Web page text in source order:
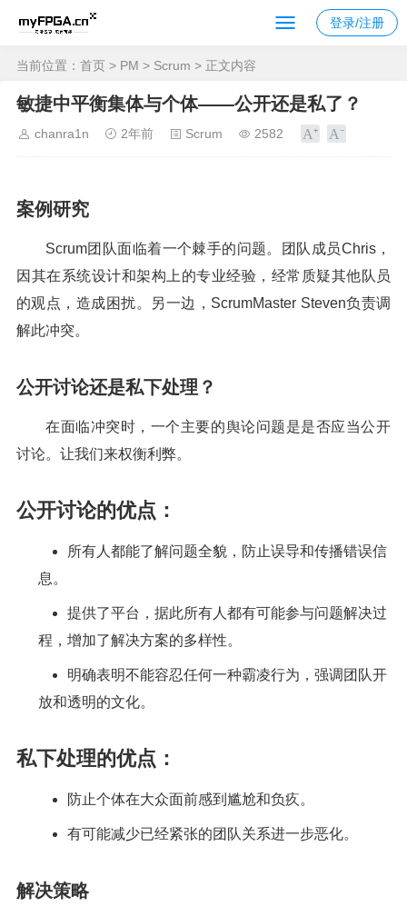
登录/注册
当前位置： 首页 > PM > Scrum > 正文内容
敏捷中平衡集体与个体——公开还是私了？
chanra1n 2年前 Scrum 2582
案例研究
Scrum团队面临着一个棘手的问题。团队成员Chris，
因其在系统设计和架构上的专业经验，经常质疑其他队员
的观点，造成困扰。另一边，ScrumMaster Steven负责调
解此冲突。
公开讨论还是私下处理？
在面临冲突时，一个主要的舆论问题是是否应当公开
讨论。让我们来权衡利弊。
公开讨论的优点：
所有人都能了解问题全貌，防止误导和传播错误信
息。
提供了平台，据此所有人都有可能参与问题解决过
程，增加了解决方案的多样性。
明确表明不能容忍任何一种霸凌行为，强调团队开
放和透明的文化。
私下处理的优点：
防止个体在大众面前感到尴尬和负疚。
有可能减少已经紧张的团队关系进一步恶化。
解决策略